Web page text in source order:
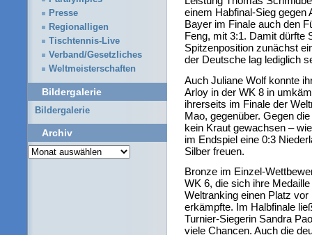
einem Habfinal-Sieg gegen
Bayer im Finale auch den
Feng, mit 3:1. Damit dürfte
Spitzenposition zunächst
der Deutsche lag lediglich
Auch Juliane Wolf konnte
Arloy in der WK 8 in
ihrerseits im Finale der
Mao, gegenüber. Gegen
kein Kraut gewachsen –
im Endspiel eine 0:3
Silber freuen.
Bronze im Einzel-
WK 6, die sich ihre
Weltranking einen Platz
erkämpfte. Im Halbfinale
Turnier-Siegerin Sandra
viele Chancen. Auch die
Presse
Regionalligen
Tischtennis-Live
Verband/Gesetzliches
Weltmeisterschaften
Bildergalerie
Bildergalerie
Archiv
Archiv